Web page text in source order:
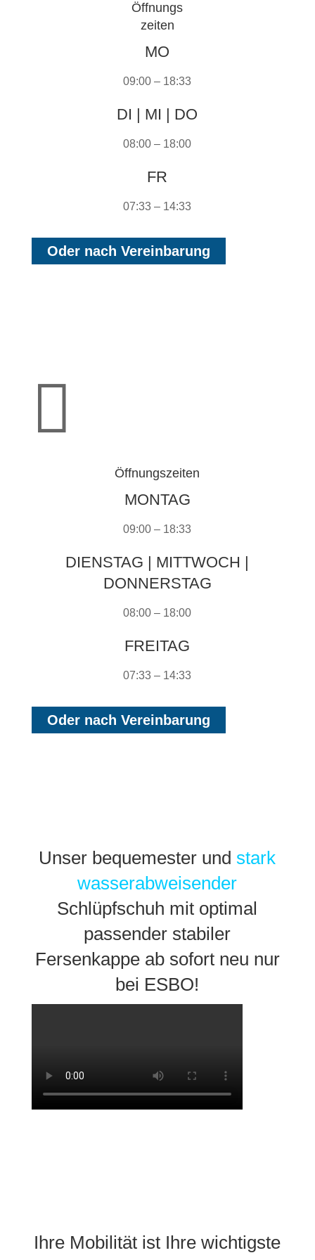
Öffnungs
zeiten
MO
09:00 – 18:33
DI | MI | DO
08:00 – 18:00
FR
07:33 – 14:33
Oder nach Vereinbarung

Öffnungszeiten
MONTAG
09:00 – 18:33
DIENSTAG | MITTWOCH |
DONNERSTAG
08:00 – 18:00
FREITAG
07:33 – 14:33
Oder nach Vereinbarung
Unser bequemester undstark
wasserabweisender
Schlüpfschuh mit optimal
passender stabiler
Fersenkappe ab sofort neu nur
bei ESBO!
Ihre Mobilität ist Ihre wichtigste